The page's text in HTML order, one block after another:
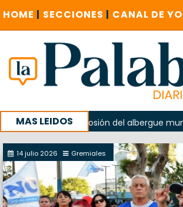
HOME | SECCIONES | CANAL DE
MAS LEIDOS
en la explosión del albergue municipal de
investigue contratación de baños
14 julio 2026 Gremiales